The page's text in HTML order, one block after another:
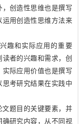
创造性思维也是撰写
用创造性思维方法来
和实际应用的重要
者的兴趣和需求，创
际应用价值也是撰写
考研究结果在实践中
题目的关键要素，并
研究内容，从不同视